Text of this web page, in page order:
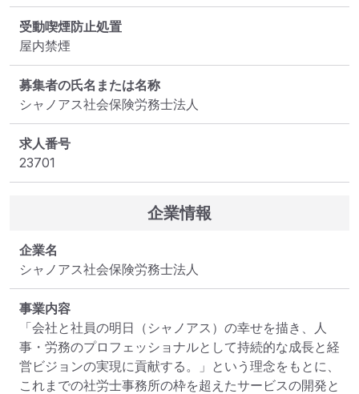
受動喫煙防止処置
屋内禁煙
募集者の氏名または名称
シャノアス社会保険労務士法人
求人番号
23701
企業情報
企業名
シャノアス社会保険労務士法人
事業内容
「会社と社員の明日（シャノアス）の幸せを描き、人
事・労務のプロフェッショナルとして持続的な成長と経
営ビジョンの実現に貢献する。」という理念をもとに、
これまでの社労士事務所の枠を超えたサービスの開発と